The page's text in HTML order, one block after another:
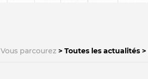
Vous parcourez Toutes les actualités